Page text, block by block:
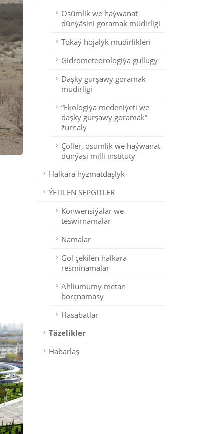
Ösümlik we haýwanat
dünýäsini goramak müdirligi
Tokaý hojalyk müdirlikleri
Gidrometeorologiýa gullugy
Daşky gurşawy goramak
müdirligi
“Ekologiýa medeniýeti we
daşky gurşawy goramak”
žurnaly
Çöller, ösümlik we haýwanat
dünýäsi milli instituty
Halkara hyzmatdaşlyk
ÝETILEN SEPGITLER
Konwensiýalar we
teswirnamalar
Namalar
Gol çekilen halkara
resminamalar
Ähliumumy metan
borçnamasy
Hasabatlar
Täzelikler
Habarlaş